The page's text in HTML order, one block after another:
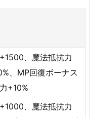
、魔法抵抗力
、MP回復ボーナス
+10%
、魔法抵抗力